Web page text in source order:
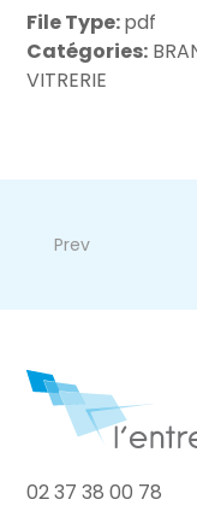
File Type:pdf
Catégories:
VITRERIE
Prev
02 37 38 00 78